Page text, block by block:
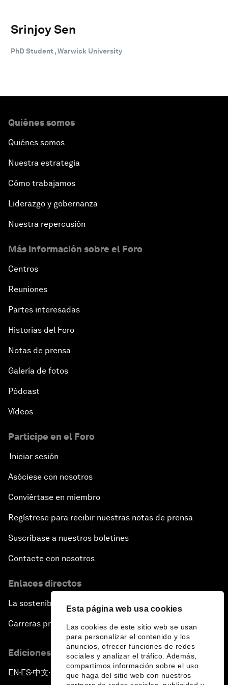
Esta página web usa cookies
Las cookies de este sitio web se usan
para personalizar el contenido y los
anuncios, ofrecer funciones de redes
sociales y analizar el tráfico. Además,
compartimos información sobre el uso
que haga del sitio web con nuestros
Srinjoy Sen
PhD Student , Warwick University
Quiénes somos
Quiénes somos
Nuestra estrategia
Cómo trabajamos
Liderazgo y gobernanza
Nuestra repercusión
Más información sobre el Foro
Centros
Reuniones
Partes interesadas
Historias del Foro
Notas de prensa
Galería de fotos
Pódcast
Vídeos
Participe en el Foro
Iniciar sesión
Asóciese con nosotros
Conviértase en miembro
Regístrese para recibir nuestras notas de prensa
Suscríbase a nuestros boletines
Contacte con nosotros
Enlaces directos
La sostenibilidad en el Foro
Carreras profesionales
Ediciones en otros idiomas
EN ▪ES▪中文▪ 日本語